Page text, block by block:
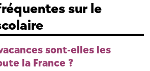
sur le
sont-elles les
la France ?